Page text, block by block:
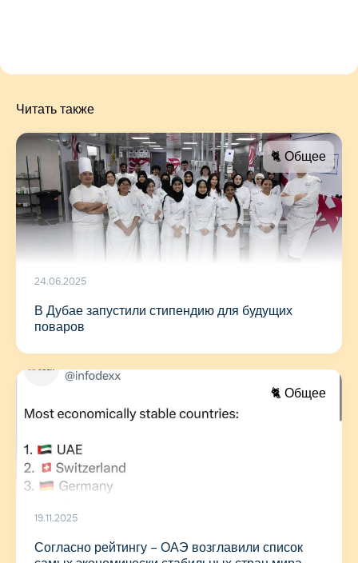
Читать также
🐈 Общее
24.06.2025
В Дубае запустили стипендию для будущих
поваров
🐈 Общее
19.11.2025
Согласно рейтингу – ОАЭ возглавили список